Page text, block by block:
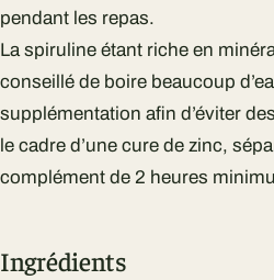
pendant les repas.
La spiruline étant riche en
conseillé de boire beaucoup
supplémentation afin d’éviter
le cadre d’une cure de zinc,
complément de 2 heures
Ingrédients